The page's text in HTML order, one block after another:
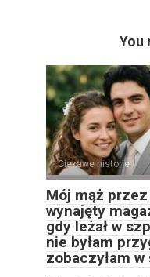
You
Ciekawe historie
Mój mąż
wynajęty
gdy leżał w
nie byłam
zobaczyłam w